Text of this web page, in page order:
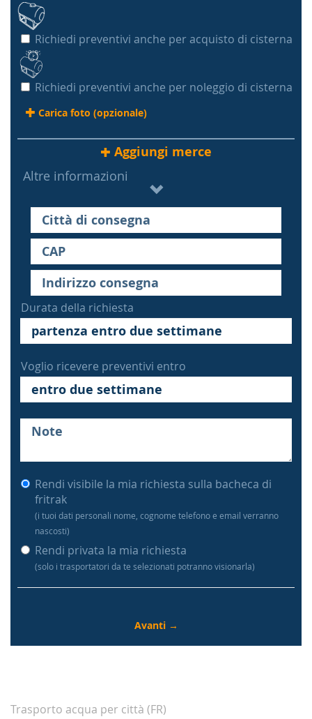
Richiedi preventivi anche per acquisto di cisterna
Richiedi preventivi anche per noleggio di cisterna
Carica foto (opzionale)
Aggiungi merce
Altre informazioni
Durata della richiesta
Voglio ricevere preventivi entro
Rendi visibile la mia richiesta sulla bacheca di
fritrak
(i tuoi dati personali nome, cognome telefono e email verranno
nascosti)
Rendi privata la mia richiesta
(solo i trasportatori da te selezionati potranno visionarla)
Trasporto acqua per città (FR)